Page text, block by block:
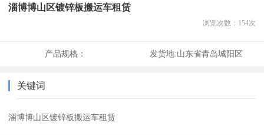
淄博博山区镀锌板搬运车租赁
浏览次数： 154次
产品规格： 发货地:山东省青岛城阳区
关键词
淄博博山区镀锌板搬运车租赁